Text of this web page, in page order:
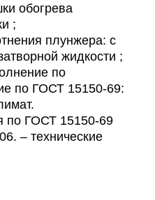
обогрева
;
плунжера: с
жидкости ;
по
по ГОСТ 15150-69:
по ГОСТ 15150-69
– технические